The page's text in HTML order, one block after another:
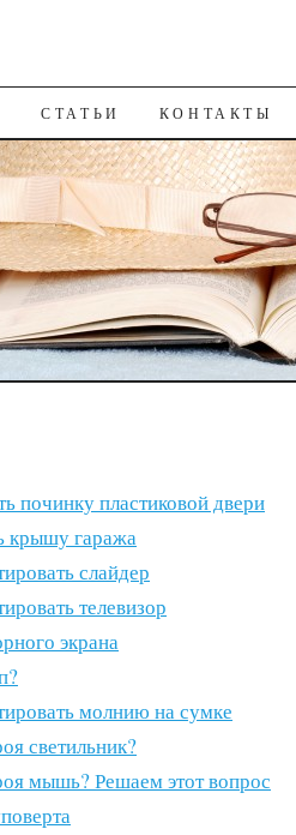
СТАТЬИ КОНТАКТЫ
починку пластиковой двери
крышу гаража
слайдер
телевизор
экрана
молнию на сумке
светильник?
мышь? Решаем этот вопрос